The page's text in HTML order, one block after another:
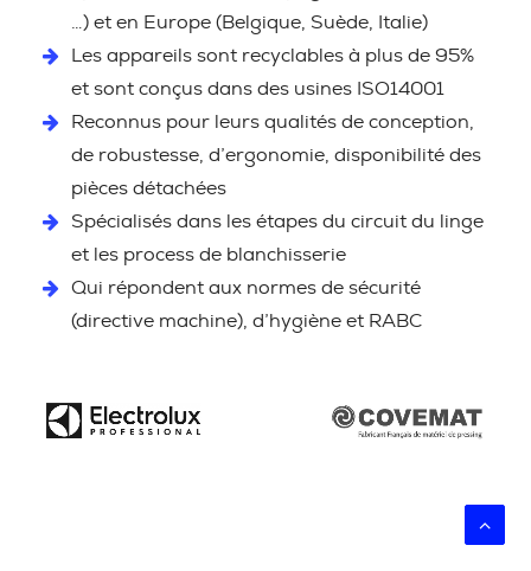
…) et en Europe (Belgique, Suède, Italie)
Les appareils sont recyclables à plus de 95%
et sont conçus dans des usines ISO14001
Reconnus pour leurs qualités de conception,
de robustesse, d’ergonomie, disponibilité des
pièces détachées
Spécialisés dans les étapes du circuit du linge
et les process de blanchisserie
Qui répondent aux normes de sécurité
(directive machine), d’hygiène et RABC